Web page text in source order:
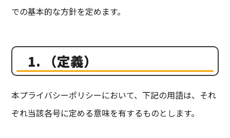
での基本的な方針を定めます。
1. （定義）
本プライバシーポリシーにおいて、下記の用語は、それ
ぞれ当該各号に定める意味を有するものとします。